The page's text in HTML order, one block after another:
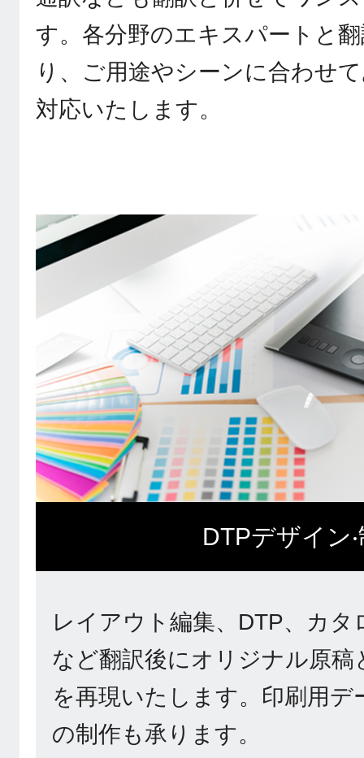
す。各分野のエキスパートと
り、ご用途やシーンに合わせ
対応いたします。
DTPデザイン
レイアウト編集、DTP、カ
など翻訳後にオリジナル原
を再現いたします。印刷用デ
の制作も承ります。